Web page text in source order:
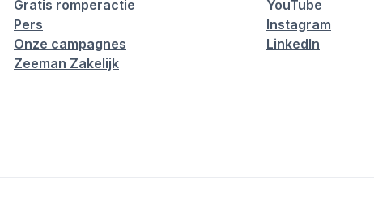
Gratis romperactie
Pers
Onze campagnes
Zeeman Zakelijk
YouTube
Instagram
LinkedIn